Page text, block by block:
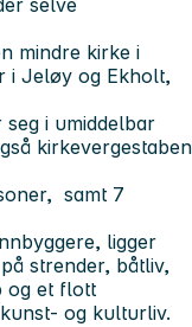
selve
mindre kirke i
i Jeløy og Ekholt,
i umiddelbar
kirkevergestaben
samt 7
ligger
strender, båtliv,
og et flott
og kulturliv.